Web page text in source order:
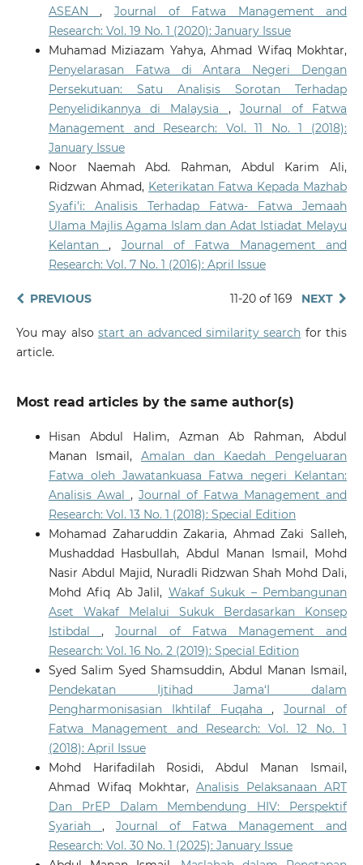
ASEAN, Journal of Fatwa Management and
Research: Vol. 19 No. 1 (2020): January Issue
Muhamad Miziazam Yahya, Ahmad Wifaq Mokhtar,
Penyelarasan Fatwa di Antara Negeri Dengan
Persekutuan: Satu Analisis Sorotan Terhadap
Penyelidikannya di Malaysia ,Journal of Fatwa
Management and Research: Vol. 11 No. 1 (2018):
January Issue
Noor Naemah Abd. Rahman, Abdul Karim Ali,
Ridzwan Ahmad, Keterikatan Fatwa Kepada Mazhab
Syafi’i: Analisis Terhadap Fatwa- Fatwa Jemaah
Ulama Majlis Agama Islam dan Adat Istiadat Melayu
Kelantan, Journal of Fatwa Management and
Research: Vol. 7 No. 1 (2016): April Issue
PREVIOUS 11-20 of 169 NEXT
You may also start an advanced similarity search for this
article.
Most read articles by the same author(s)
Hisan Abdul Halim, Azman Ab Rahman, Abdul
Manan Ismail, Amalan dan Kaedah Pengeluaran
Fatwa oleh Jawatankuasa Fatwa negeri Kelantan:
Analisis Awal ,Journal of Fatwa Management and
Research: Vol. 13 No. 1 (2018): Special Edition
Mohamad Zaharuddin Zakaria, Ahmad Zaki Salleh,
Mushaddad Hasbullah, Abdul Manan Ismail, Mohd
Nasir Abdul Majid, Nuradli Ridzwan Shah Mohd Dali,
Mohd Afiq Ab Jalil, Wakaf Sukuk – Pembangunan
Aset Wakaf Melalui Sukuk Berdasarkan Konsep
Istibdal,Journal of Fatwa Management and
Research: Vol. 16 No. 2 (2019): Special Edition
Syed Salim Syed Shamsuddin, Abdul Manan Ismail,
Pendekatan Ijtihad Jama‘I dalam
Pengharmonisasian Ikhtilaf Fuqaha,Journal of
Fatwa Management and Research: Vol. 12 No. 1
(2018): April Issue
Mohd Harifadilah Rosidi, Abdul Manan Ismail,
Ahmad Wifaq Mokhtar,Analisis Pelaksanaan ART
Dan PrEP Dalam Membendung HIV: Perspektif
Syariah , Journal of Fatwa Management and
Research: Vol. 30 No. 1 (2025): January Issue